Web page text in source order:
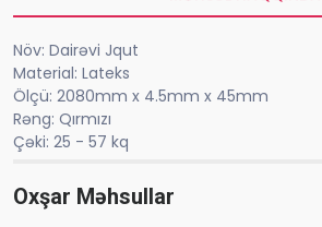
Növ: Dairəvi Jqut
Material: Lateks
Ölçü: 2080mm x 4.5mm x 45mm
Rəng: Qırmızı
Çəki: 25 - 57 kq
Oxşar Məhsullar